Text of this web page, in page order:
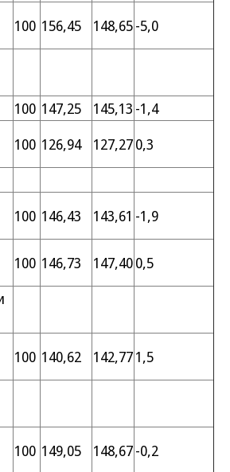
100 156,45 148,65-5,0
100 147,25 145,13 -1,4
100 126,94 127,270,3
100 146,43 143,61 -1,9
100 146,73 147,400,5
100 140,62 142,771,5
100 149,05 148,67-0,2